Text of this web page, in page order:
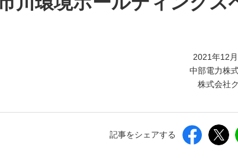
2021年12
中部電力株
株式会社
記事をシェアする